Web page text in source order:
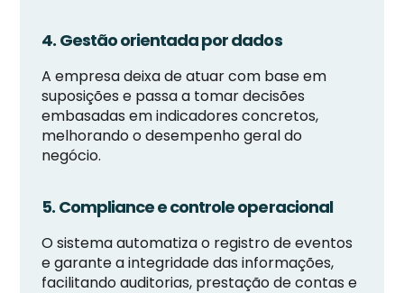
4. Gestão orientada por dados
A empresa deixa de atuar com base em
suposições e passa a tomar decisões
embasadas em indicadores concretos,
melhorando o desempenho geral do
negócio.
5. Compliance e controle operacional
O sistema automatiza o registro de eventos
e garante a integridade das informações,
facilitando auditorias, prestação de contas e